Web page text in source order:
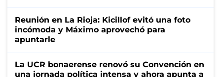
Reunión en La Rioja: Kicillof evitó una foto
incómoda y Máximo aprovechó para
apuntarle
La UCR bonaerense renovó su Convención en
una jornada política intensa y ahora apunta a